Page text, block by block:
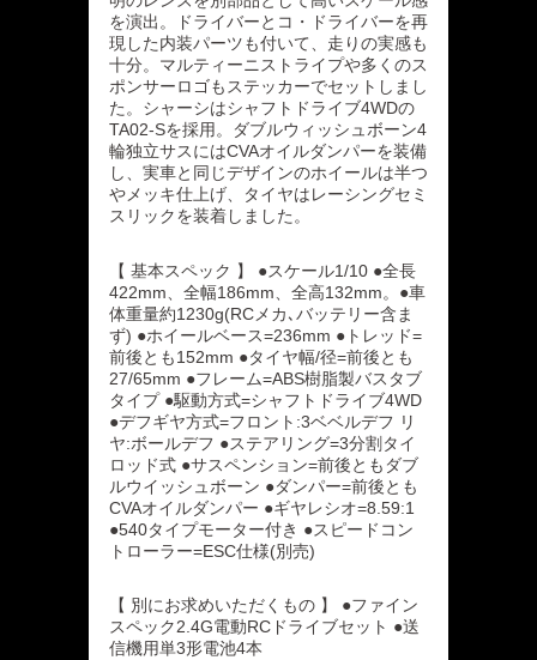
を演出。ドライバーとコ・ドライバーを再
現した内装パーツも付いて、走りの実感も
十分。マルティーニストライプや多くのス
ポンサーロゴもステッカーでセットしまし
た。シャーシはシャフトドライブ4WDの
TA02-Sを採用。ダブルウィッシュボーン4
輪独立サスにはCVAオイルダンパーを装備
し、実車と同じデザインのホイールは半つ
やメッキ仕上げ、タイヤはレーシングセミ
スリックを装着しました。
【 基本スペック 】 ●スケール1/10 ●全長
422mm、全幅186mm、全高132mm。●車
体重量約1230g(RCメカ､バッテリー含ま
ず) ●ホイールベース=236mm ●トレッド=
前後とも152mm ●タイヤ幅/径=前後とも
27/65mm ●フレーム=ABS樹脂製バスタブ
タイプ ●駆動方式=シャフトドライブ4WD
●デフギヤ方式=フロント:3ベベルデフ リ
ヤ:ボールデフ ●ステアリング=3分割タイ
ロッド式 ●サスペンション=前後ともダブ
ルウイッシュボーン ●ダンパー=前後とも
CVAオイルダンパー ●ギヤレシオ=8.59:1
●540タイプモーター付き ●スピードコン
トローラー=ESC仕様(別売)
【 別にお求めいただくもの 】 ●ファイン
スペック2.4G電動RCドライブセット ●送
信機用単3形電池4本